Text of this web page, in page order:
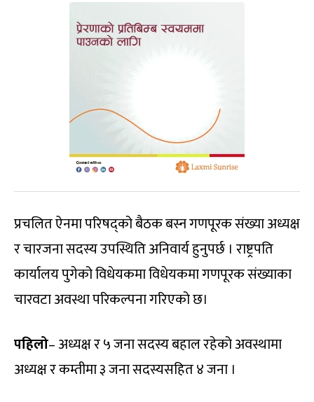
प्रचलित ऐनमा परिषद्को बैठक बस्न गणपूरक संख्या अध्यक्ष
र चारजना सदस्य उपस्थिति अनिवार्य हुनुपर्छ । राष्ट्रपति
कार्यालय पुगेको विधेयकमा विधेयकमा गणपूरक संख्याका
चारवटा अवस्था परिकल्पना गरिएको छ।
पहिलो– अध्यक्ष र ५ जना सदस्य बहाल रहेको अवस्थामा
अध्यक्ष र कम्तीमा ३ जना सदस्यसहित ४ जना ।